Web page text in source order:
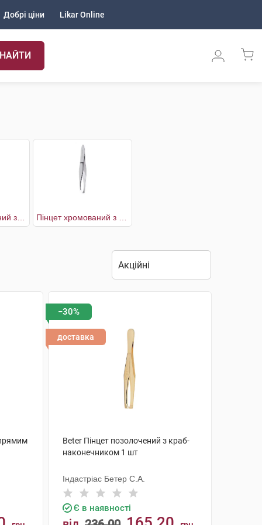
Добрі ціни Likar Online
−30%
доставка
Beter Пінцет позолочений з краб-
наконечником 1 шт
Індастріас Бетер С.А.
Є в наявності